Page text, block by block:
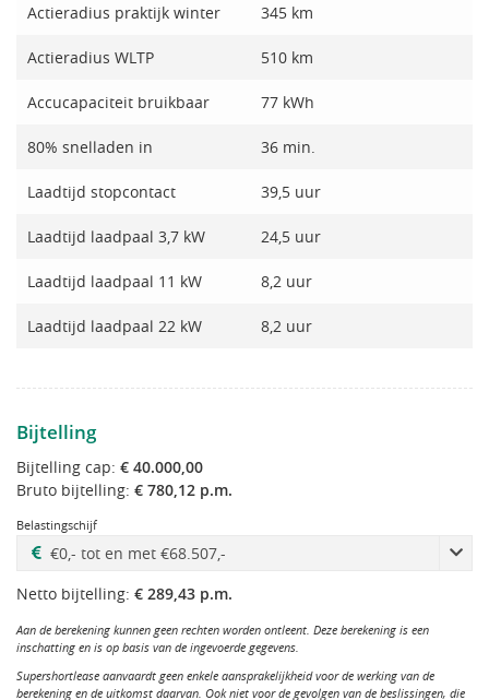
Actieradius praktijk winter 345 km
Actieradius WLTP 510 km
Accucapaciteit bruikbaar 77 kWh
80% snelladen in 36 min.
Laadtijd stopcontact 39,5 uur
Laadtijd laadpaal 3,7 kW 24,5 uur
Laadtijd laadpaal 11 kW 8,2 uur
Laadtijd laadpaal 22 kW 8,2 uur
Bijtelling
Bijtelling cap: € 40.000,00
Bruto bijtelling: € 780,12 p.m.
Belastingschijf
Netto bijtelling: € 289,43 p.m.
Aan de berekening kunnen geen rechten worden ontleent. Deze berekening is een
inschatting en is op basis van de ingevoerde gegevens.
Supershortlease aanvaardt geen enkele aansprakelijkheid voor de werking van de
berekening en de uitkomst daarvan. Ook niet voor de gevolgen van de beslissingen, die